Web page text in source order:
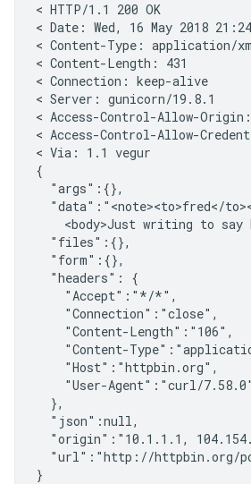
< HTTP/1.1 200 OK
< Date: Wed, 16 May 2018
< Content-Type: application/
< Content-Length: 431
< Connection: keep-alive
< Server: gunicorn/19.8.1
< Access-Control-Allow-Origin:
< Access-Control-Allow-
< Via: 1.1 vegur
{
  "args":{},
"data":"<note><to>fred</
<body>Just writing to say
  "files":{},
  "form":{},
  "headers": {
    "Accept":"*
/*",
    "Connection":"close",
    "Content-Length":"106",
"Content-
    "Host":"httpbin.org",
    "User-Agent":"curl/7.58.0"
  },
  "json":null,
"origin":"10.1.1.1,
"url":"http://httpbin.org/
}